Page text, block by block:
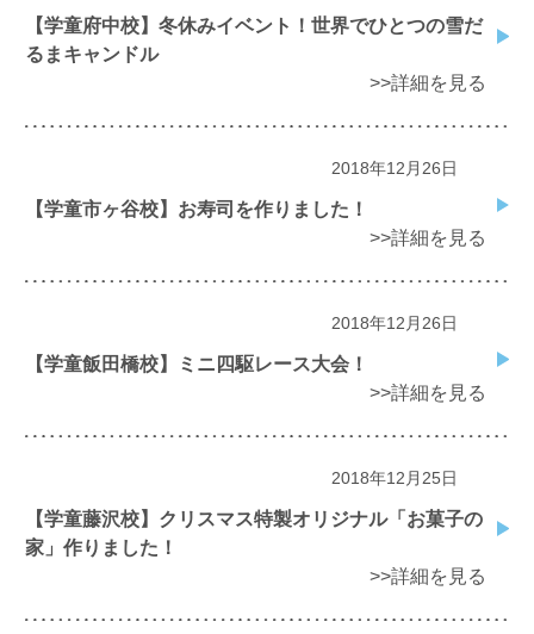
【学童府中校】冬休みイベント！世界でひとつの雪だ
るまキャンドル
>>詳細を見る
2018年12月26日
【学童市ヶ谷校】お寿司を作りました！
>>詳細を見る
2018年12月26日
【学童飯田橋校】ミニ四駆レース大会！
>>詳細を見る
2018年12月25日
【学童藤沢校】クリスマス特製オリジナル「お菓子の
家」作りました！
>>詳細を見る